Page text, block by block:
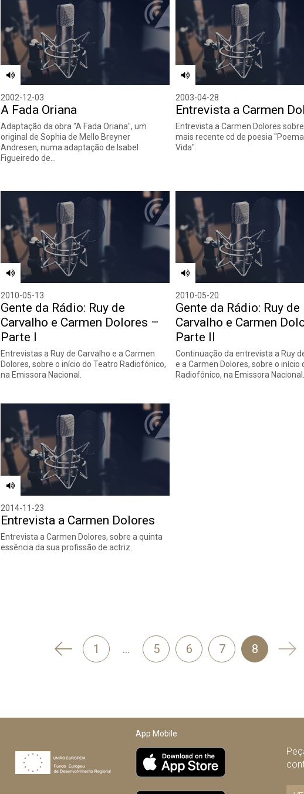
2002-12-03
A Fada Oriana
Adaptação da obra "A Fada Oriana", um
original de Sophia de Mello Breyner
Andresen, numa adaptação de Isabel
Figueiredo de…
2003-04-28
Entrevista a Carmen
Entrevista a Carmen Dolores
mais recente cd de poesia
Vida".
2010-05-13
Gente da Rádio: Ruy de
Carvalho e Carmen Dolores –
Parte I
Entrevistas a Ruy de Carvalho e a Carmen
Dolores, sobre o início do Teatro Radiofónico,
na Emissora Nacional.
2010-05-20
Gente da Rádio: Ruy de
Carvalho e Carmen
Parte II
Continuação da entrevista a Ruy
e a Carmen Dolores, sobre o início
Radiofónico, na Emissora Nacional.
2014-11-23
Entrevista a Carmen Dolores
Entrevista a Carmen Dolores, sobre a quinta
essência da sua profissão de actriz.
'
1 … 5 6 7 8
App Mobile